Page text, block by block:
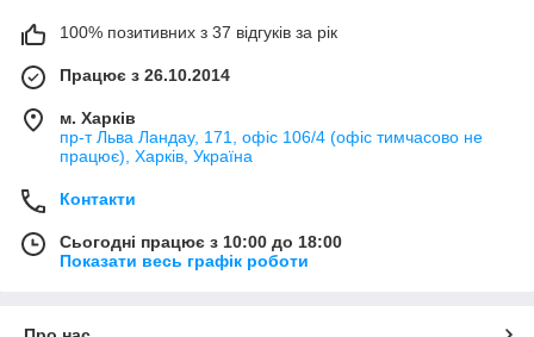
100% позитивних з 37 відгуків за рік
Працює з 26.10.2014
м. Харків
пр-т Льва Ландау, 171, офіс 106/4 (офіс тимчасово не
працює), Харків, Україна
Контакти
Сьогодні працює з 10:00 до 18:00
Показати весь графік роботи